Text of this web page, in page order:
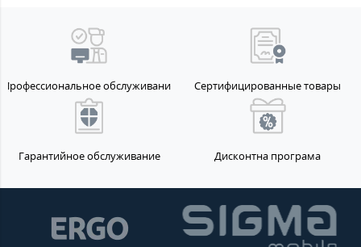
Профессиональное обслуживание Сертифицированные товары
Гарантийное обслуживание Дисконтна програма